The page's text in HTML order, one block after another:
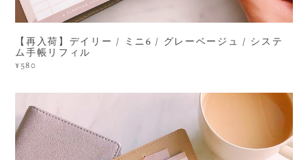
【再入荷】デイリー / ミニ6 / グレーベージュ / システ
ム手帳リフィル
¥580